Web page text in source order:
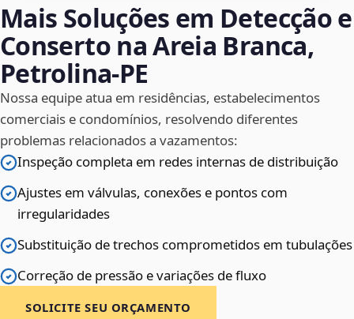
Mais Soluções em Detecção e
Conserto na Areia Branca,
Petrolina‑PE
Nossa equipe atua em residências, estabelecimentos
comerciais e condomínios, resolvendo diferentes
problemas relacionados a vazamentos:
Inspeção completa em redes internas de distribuição
Ajustes em válvulas, conexões e pontos com
irregularidades
Substituição de trechos comprometidos em tubulações
Correção de pressão e variações de fluxo
SOLICITE SEU ORÇAMENTO